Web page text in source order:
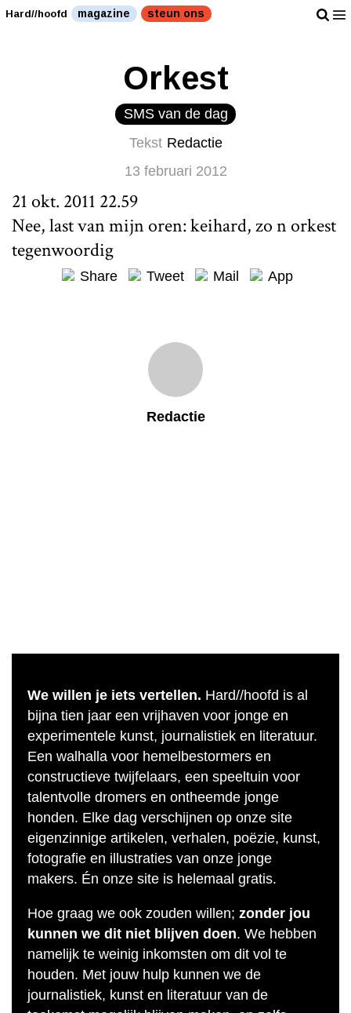
Hard//hoofd magazine steun ons
Orkest
SMS van de dag
Tekst Redactie
13 februari 2012
21 okt. 2011 22.59
Nee, last van mijn oren: keihard, zo n orkest
tegenwoordig
Share Tweet Mail App
Redactie
We willen je iets vertellen. Hard//hoofd is al
bijna tien jaar een vrijhaven voor jonge en
experimentele kunst, journalistiek en literatuur.
Een walhalla voor hemelbestormers en
constructieve twijfelaars, een speeltuin voor
talentvolle dromers en ontheemde jonge
honden. Elke dag verschijnen op onze site
eigenzinnige artikelen, verhalen, poëzie, kunst,
fotografie en illustraties van onze jonge
makers. Én onze site is helemaal gratis.
Hoe graag we ook zouden willen; zonder jou
kunnen we dit niet blijven doen. We hebben
namelijk te weinig inkomsten om dit vol te
houden. Met jouw hulp kunnen we de
journalistiek, kunst en literatuur van de